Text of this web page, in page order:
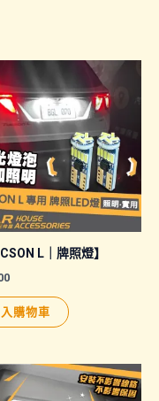
L｜牌照燈】
購物車